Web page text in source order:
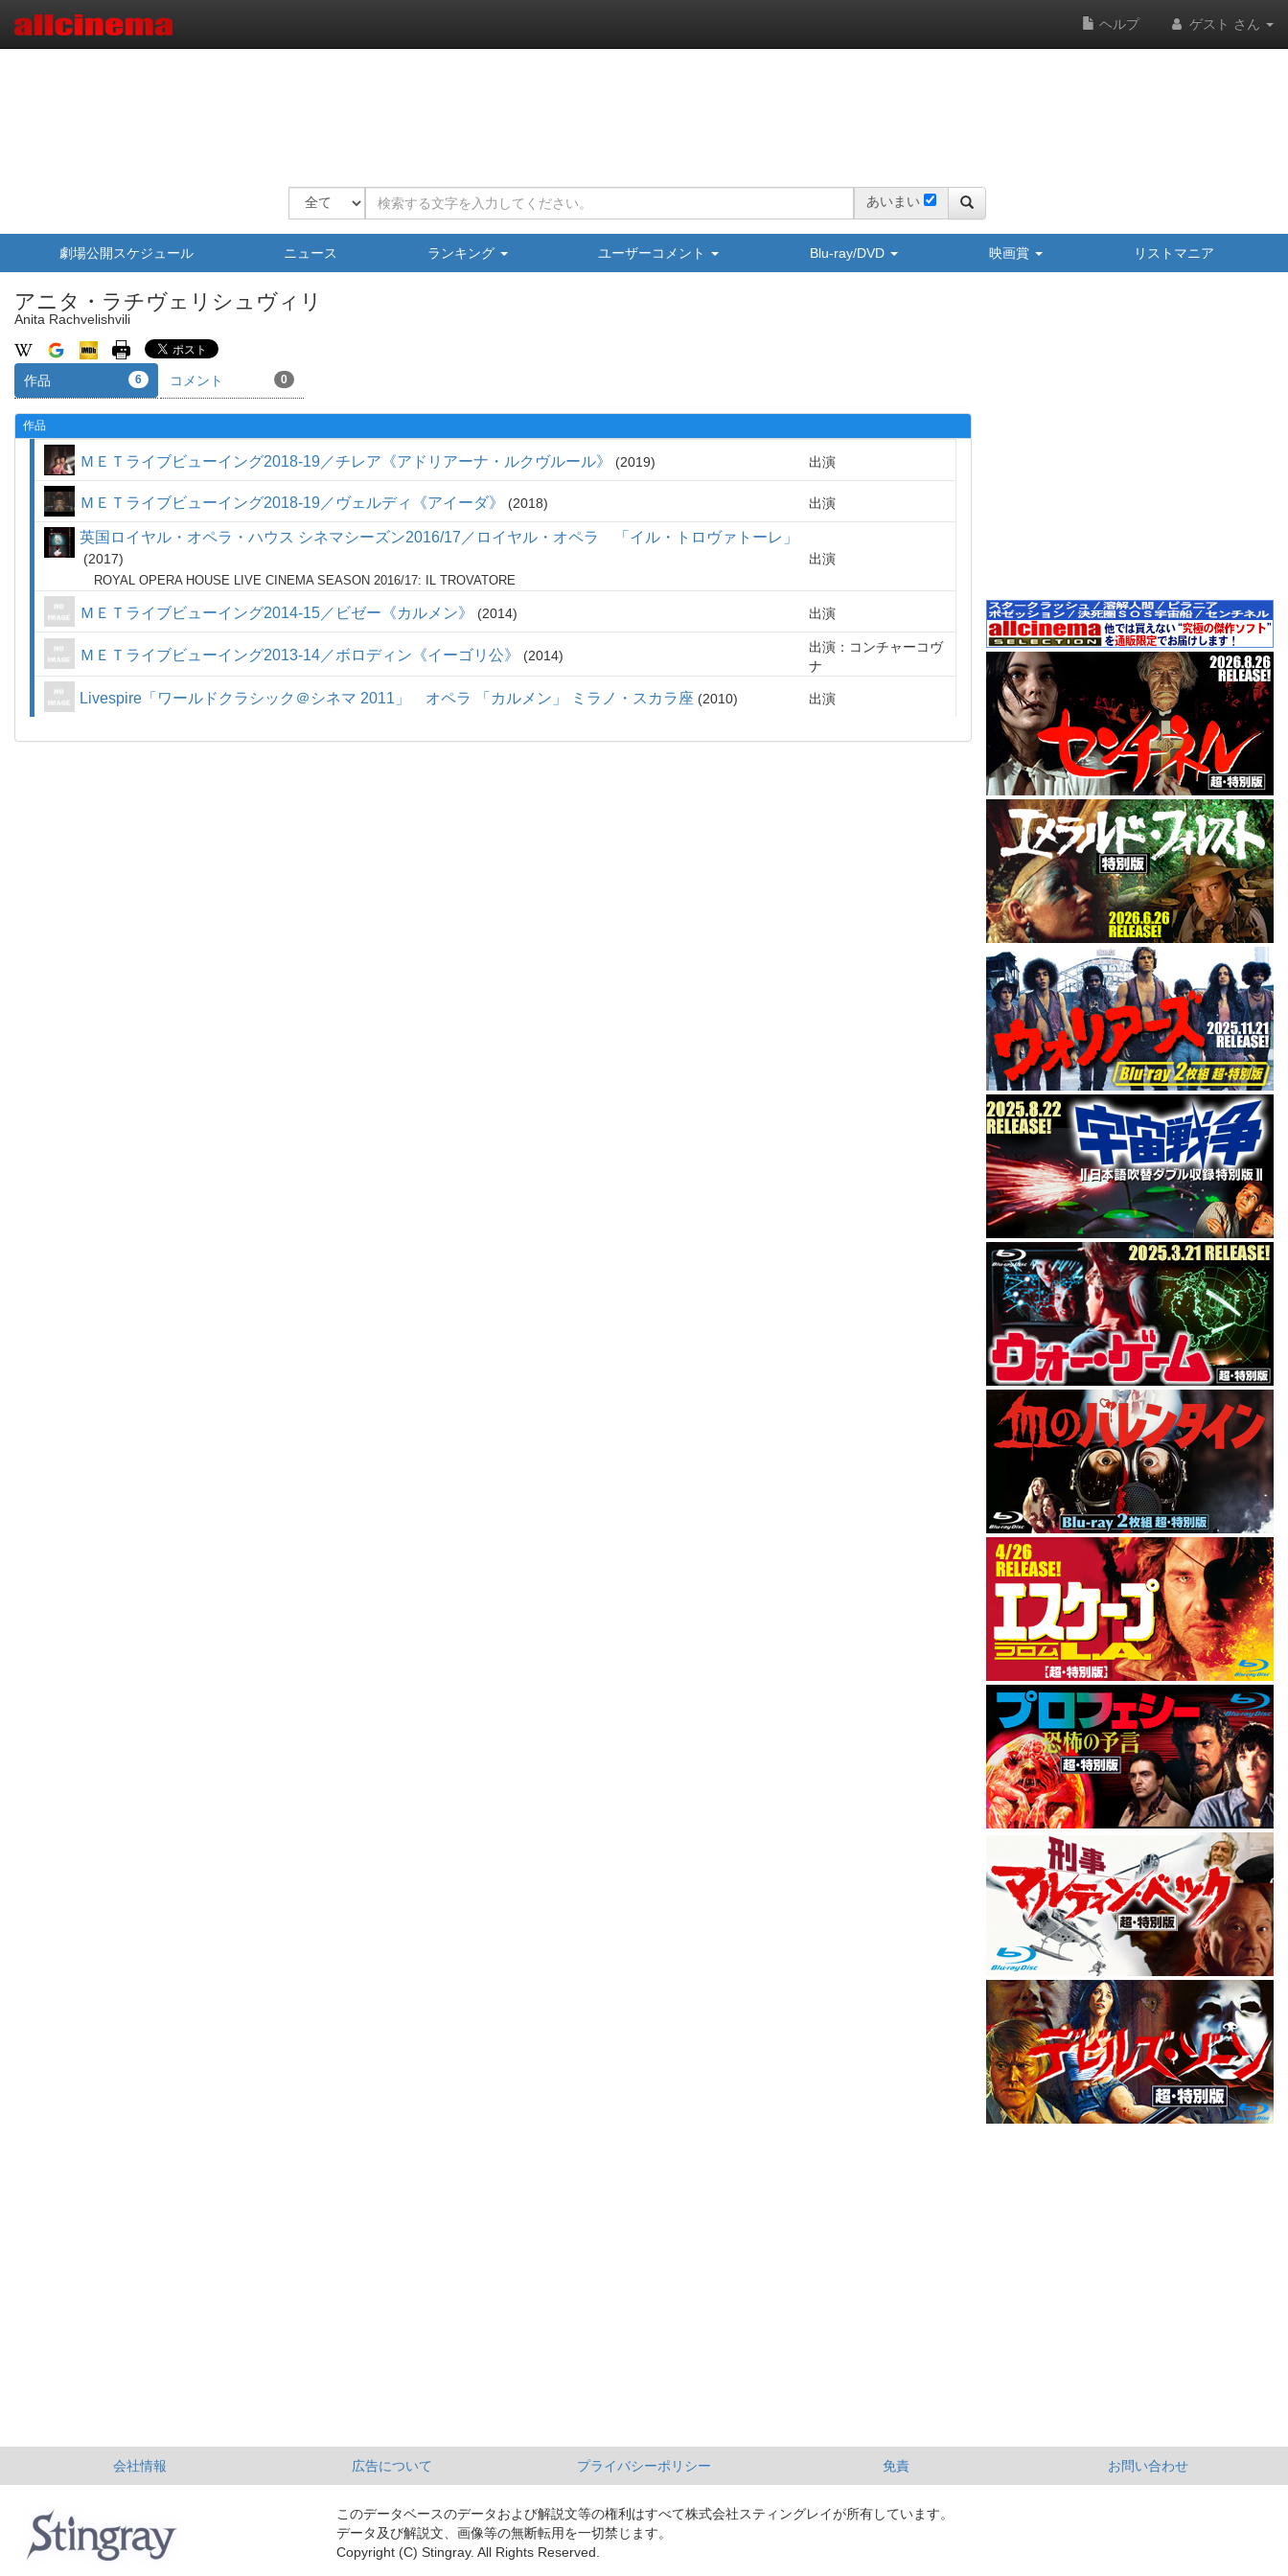
ヘルプ ゲスト さん
あいまい
劇場公開スケジュール ニュース ランキング ユーザーコメント Blu-ray/DVD 映画賞 リストマニア
アニタ・ラチヴェリシュヴィリ
Anita Rachvelishvili
作品 6 コメント 0
作品
ＭＥＴライブビューイング2018-19／チレア《アドリアーナ・ルクヴルール》 2019 出演
ＭＥＴライブビューイング2018-19／ヴェルディ《アイーダ》 2018 出演
英国ロイヤル・オペラ・ハウス シネマシーズン2016/17／ロイヤル・オペラ 「イル・トロヴァトーレ」
2017
ROYAL OPERA HOUSE LIVE CINEMA SEASON 2016/17: IL TROVATORE
出演
ＭＥＴライブビューイング2014-15／ビゼー《カルメン》 2014 出演
ＭＥＴライブビューイング2013-14／ボロディン《イーゴリ公》 2014
出演：コンチャーコヴ
ナ
Livespire「ワールドクラシック＠シネマ 2011」 オペラ 「カルメン」 ミラノ・スカラ座 2010 出演
会社情報 広告について プライバシーポリシー 免責 お問い合わせ
このデータベースのデータおよび解説文等の権利はすべて株式会社スティングレイが所有しています。
データ及び解説文、画像等の無断転用を一切禁じます。
Copyright (C) Stingray. All Rights Reserved.